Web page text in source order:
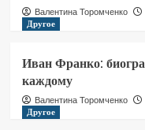
Валентина Торомченко
Другое
Иван Франко:
каждому
Валентина Торомченко
Другое